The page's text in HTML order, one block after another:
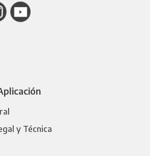
y Técnica